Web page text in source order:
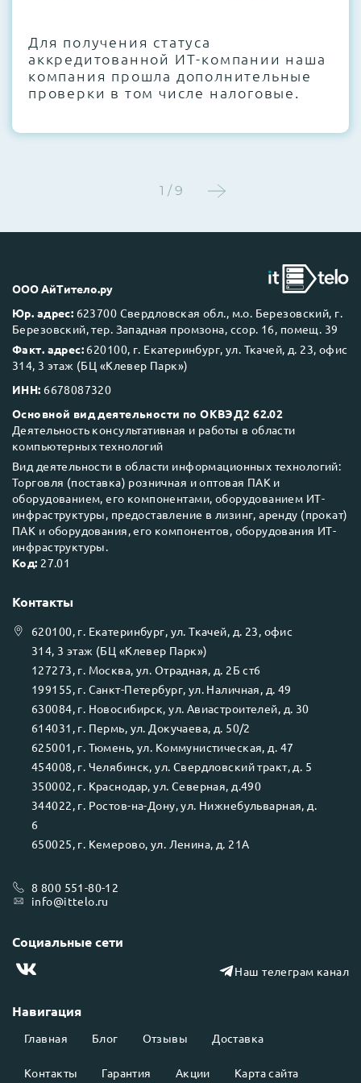
Этап 4:Стресс-тестирование под 100%
нагрузкой в течение 72 часов для
проверки стабильности всех подсистем
Next Business Day (NBD)
Для получения статуса
аккредитованной ИТ-компании наша
компания прошла дополнительные
проверки в том числе налоговые.
1 / 9
ООО АйТитело.ру
Юр. адрес: 623700 Свердловская обл., м.о. Березовский, г.
Березовский, тер. Западная промзона, ссор. 16, помещ. 39
Факт. адрес: 620100, г. Екатеринбург, ул. Ткачей, д. 23, офис
314, 3 этаж (БЦ «Клевер Парк»)
ИНН: 6678087320
Основной вид деятельности по ОКВЭД2 62.02
Деятельность консультативная и работы в области
компьютерных технологий
Вид деятельности в области информационных технологий:
Торговля (поставка) розничная и оптовая ПАК и
оборудованием, его компонентами, оборудованием ИТ-
инфраструктуры, предоставление в лизинг, аренду (прокат)
ПАК и оборудования, его компонентов, оборудования ИТ-
инфраструктуры.
Код: 27.01
Навигация
Главная Блог Отзывы Доставка
Контакты Гарантия Акции Карта сайта
Контакты
620100, г. Екатеринбург, ул.Ткачей, д. 23, офис
314, 3 этаж (БЦ «Клевер Парк»)
127273, г. Москва, ул. Отрадная, д. 2Б ст6
199155, г. Санкт-Петербург, ул. Наличная, д. 49
630084, г. Новосибирск, ул. Авиастроителей, д. 30
614031 , г. Пермь, ул. Докучаева, д. 50/2
625001 , г. Тюмень, ул. Коммунистическая, д. 47
454008, г. Челябинск, ул. Свердловский тракт, д. 5
350002, г. Краснодар, ул. Северная, д.490
344022, г. Ростов-на-Дону, ул. Нижнебульварная, д.
6
650025, г. Кемерово, ул. Ленина, д. 21А
8 800 551-80-12
info@ittelo.ru
Социальные сети
Наш телеграм канал